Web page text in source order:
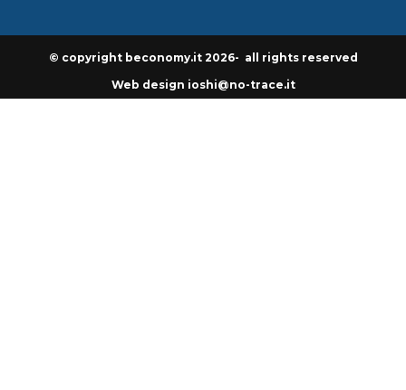
© copyright beconomy.it 2026- all rights reserved
Web design ioshi@no-trace.it